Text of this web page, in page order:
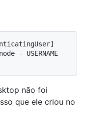
- USERNAME
não foi
que ele criou no